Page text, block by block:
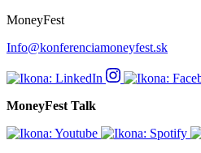
MoneyFest
Info@konferenciamoneyfest.sk
MoneyFest Talk